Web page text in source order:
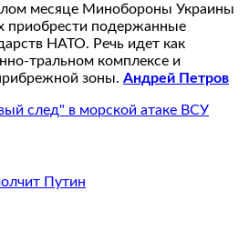
месяце Минобороны Украины
приобрести подержанные
НАТО. Речь идет как
тральном комплексе и
зоны. Андрей Петров
след" в морской атаке ВСУ